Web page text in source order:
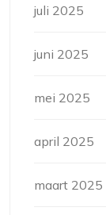
juli 2025
juni 2025
mei 2025
april 2025
maart 2025